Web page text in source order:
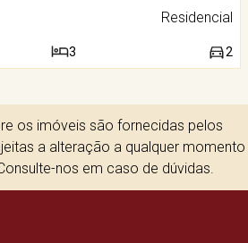
Residencial
3 2
os imóveis são fornecidas pelos
a alteração a qualquer momento
nos em caso de dúvidas.